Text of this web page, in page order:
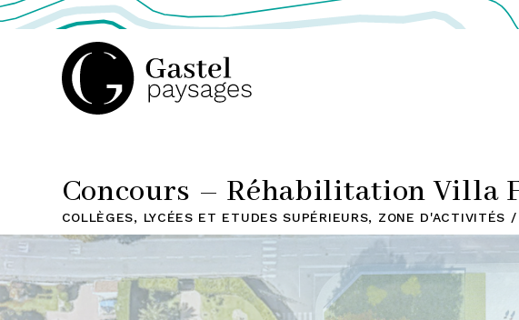
ATELIER
DE
Concours – Réhabilitation Villa
COLLÈGES, LYCÉES ET ETUDES SUPÉRIEURS, ZONE D'ACTIVITÉS /